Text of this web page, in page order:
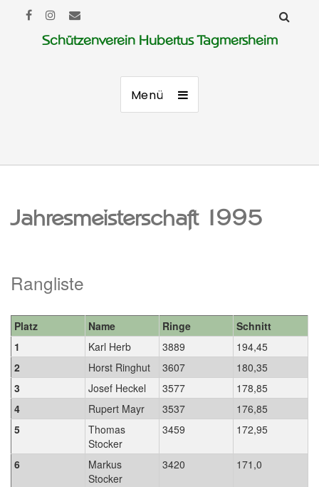
Schützenverein Hubertus Tagmersheim
Menü
Jahresmeisterschaft 1995
Rangliste
Platz Name Ringe
Schnitt
1
Karl Herb 3889
194,45
2
Horst Ringhut 3607
180,35
3
Josef Heckel 3577
178,85
4
Rupert Mayr 3537
176,85
5
Thomas
Stocker
3459 172,95
6
Markus
Stocker
3420 171,0